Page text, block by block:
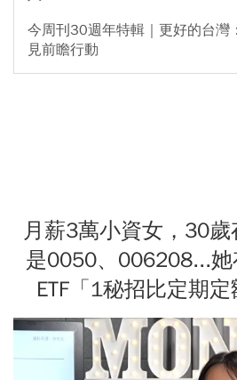
今周刊30週年特輯｜更好的台灣
見前瞻行動
月薪3萬小資女，30
是0050、006208...
ETF「1秘招比定期定